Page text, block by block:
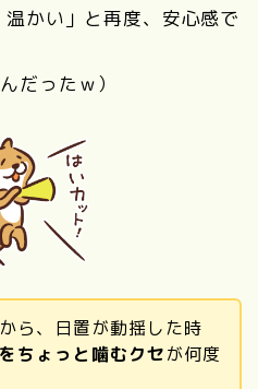
かい」と再度、安心感で
だったｗ）
ら、日置が動揺した時
ちょっと噛むクセが何度